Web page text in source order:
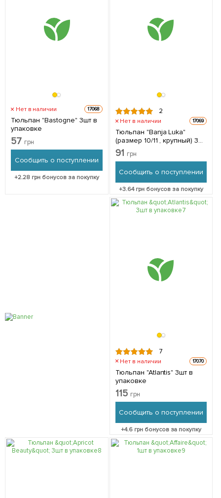
Нет в наличии 17068
Тюльпан "Bastogne" 3шт в
упаковке
57 грн
Сообщить о поступлении
+2.28 грн бонусов за покупку
2
Нет в наличии 17069
Тюльпан "Banja Luka"
(размер 10/11 , крупный) 3шт
в упаковке
91 грн
Сообщить о поступлении
+3.64грн бонусов за покупку
7
Нет в наличии 17070
Тюльпан "Atlantis" 3шт в
упаковке
115 грн
Сообщить о поступлении
+4.6грн бонусов за покупку